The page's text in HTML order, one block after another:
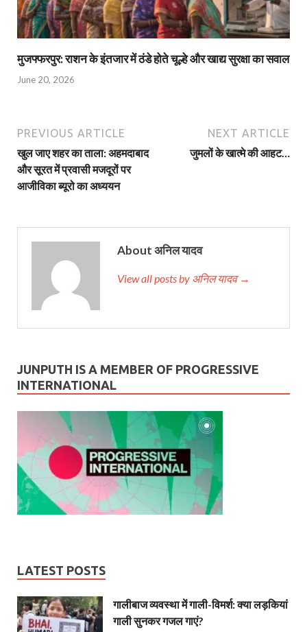
मुजफ्फरपुर: राशन के इंतजार में ठंडे होते चूल्हे और खाद्य सुरक्षा का सवाल
June 20, 2026
PREVIOUS ARTICLE
खुल जाए शहर का ताला: अहमदाबाद
और सूरत में प्रवासी मजदूरों पर
आजीविका ब्यूरो का अध्ययन
NEXT ARTICLE
जुमलों के खात्मे की आहट…
About अनिल यादव
View all posts by अनिल यादव →
JUNPUTH IS A MEMBER OF PROGRESSIVE
INTERNATIONAL
LATEST POSTS
गालीबाज व्‍यवस्‍था में गाली-विमर्श: क्या लड़कियां
गाली सुनकर गजल गाएं?